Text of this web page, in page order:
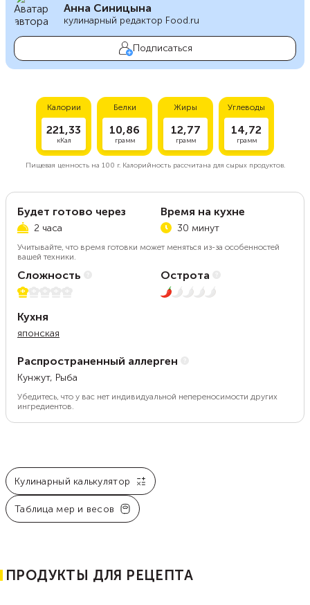
Анна Синицына
кулинарный редактор Food.ru
Подписаться
Калории
221,33
кКал
Белки
10,86
грамм
Жиры
12,77
грамм
Углеводы
14,72
грамм
Пищевая ценность на 100 г.Калорийность рассчитана для сырых продуктов.
Будет готово через
2 часа
Время на кухне
30 минут
Учитывайте, что время готовки может меняться из-за особенностей
вашей техники.
Сложность
1 из 5
Острота
1 из 5
Кухня
японская
Распространенный аллерген
Кунжут, Рыба
Убедитесь, что у вас нет индивидуальной непереносимости других
ингредиентов.
Кулинарный калькулятор
Таблица мер и весов
ПРОДУКТЫ ДЛЯ РЕЦЕПТА